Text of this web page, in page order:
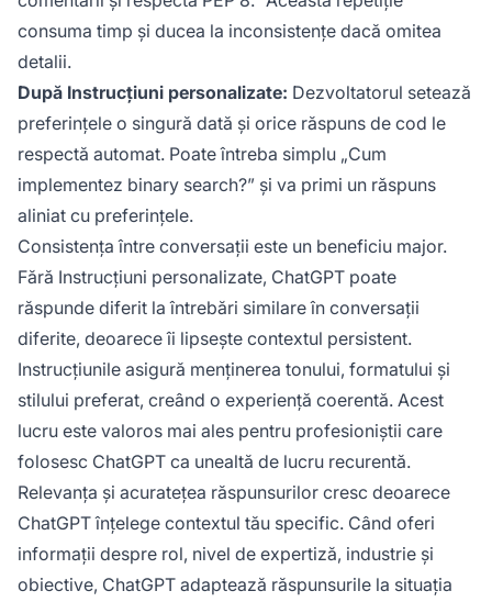
consuma timp și ducea la inconsistențe dacă omitea
detalii.
După Instrucțiuni personalizate: Dezvoltatorul setează
preferințele o singură dată și orice răspuns de cod le
respectă automat. Poate întreba simplu „Cum
implementez binary search?” și va primi un răspuns
aliniat cu preferințele.
Consistența între conversații este un beneficiu major.
Fără Instrucțiuni personalizate, ChatGPT poate
răspunde diferit la întrebări similare în conversații
diferite, deoarece îi lipsește contextul persistent.
Instrucțiunile asigură menținerea tonului, formatului și
stilului preferat, creând o experiență coerentă. Acest
lucru este valoros mai ales pentru profesioniștii care
folosesc ChatGPT ca unealtă de lucru recurentă.
Relevanța și acuratețea răspunsurilor cresc deoarece
ChatGPT înțelege contextul tău specific. Când oferi
informații despre rol, nivel de expertiză, industrie și
obiective, ChatGPT adaptează răspunsurile la situația